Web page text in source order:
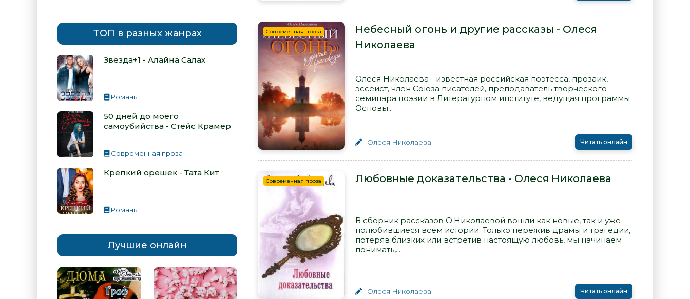
ТОП в разных жанрах
Звезда+1 - Алайна Салах
Романы
50 дней до моего
самоубийства - Стейс Крамер
Современная проза
Крепкий орешек - Тата Кит
Романы
Лучшие онлайн
Современная проза
Небесный огонь и другие рассказы - Олеся
Николаева
Олеся Николаева - известная российская поэтесса, прозаик,
эссеист, член Союза писателей, преподаватель творческого
семинара поэзии в Литературном институте, ведущая программы
Основы...
Олеся Николаева Читать онлайн
Современная проза Любовные доказательства - Олеся Николаева
В сборник рассказов О.Николаевой вошли как новые, так и уже
полюбившиеся всем истории. Только пережив драмы и трагедии,
потеряв близких или встретив настоящую любовь, мы начинаем
понимать,...
Олеся Николаева Читать онлайн